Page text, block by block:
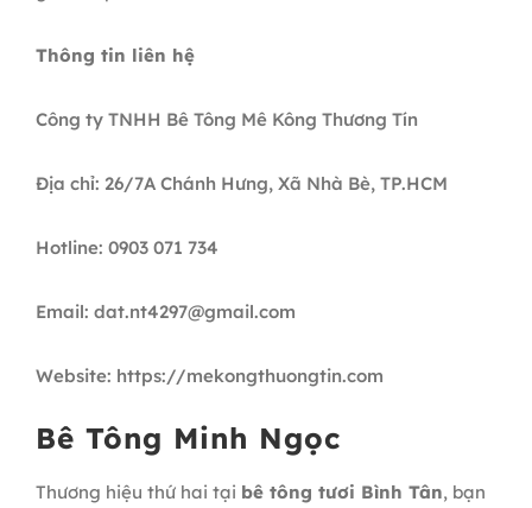
Thông tin liên hệ
Công ty TNHH Bê Tông Mê Kông Thương Tín
Địa chỉ: 26/7A Chánh Hưng, Xã Nhà Bè, TP.HCM
Hotline: 0903 071 734
Email: dat.nt4297@gmail.com
Website: https://mekongthuongtin.com
Bê Tông Minh Ngọc
Thương hiệu thứ hai tại bê tông tươi Bình Tân, bạn